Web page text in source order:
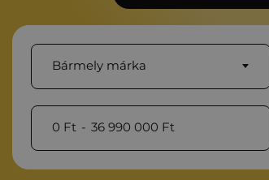
Bármely márka
0 Ft - 36 990 000 Ft